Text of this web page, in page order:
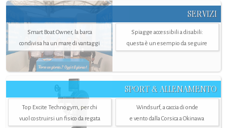
SERVIZI
Smart Boat Owner, la barca
condivisa ha un mare di vantaggi
Spiagge accessibili a disabili:
questa è un esempio da seguire
SPORT & ALLENAMENTO
Top Excite Technogym, per chi
vuol costruirsi un fisico da regata
Windsurf, a caccia di onde
e vento dalla Corsica a Okinawa